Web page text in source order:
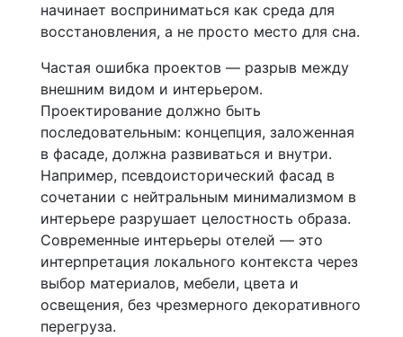
начинает восприниматься как среда для
восстановления, а не просто место для сна.
Частая ошибка проектов — разрыв между
внешним видом и интерьером.
Проектирование должно быть
последовательным: концепция, заложенная
в фасаде, должна развиваться и внутри.
Например, псевдоисторический фасад в
сочетании с нейтральным минимализмом в
интерьере разрушает целостность образа.
Современные интерьеры отелей — это
интерпретация локального контекста через
выбор материалов, мебели, цвета и
освещения, без чрезмерного декоративного
перегруза.